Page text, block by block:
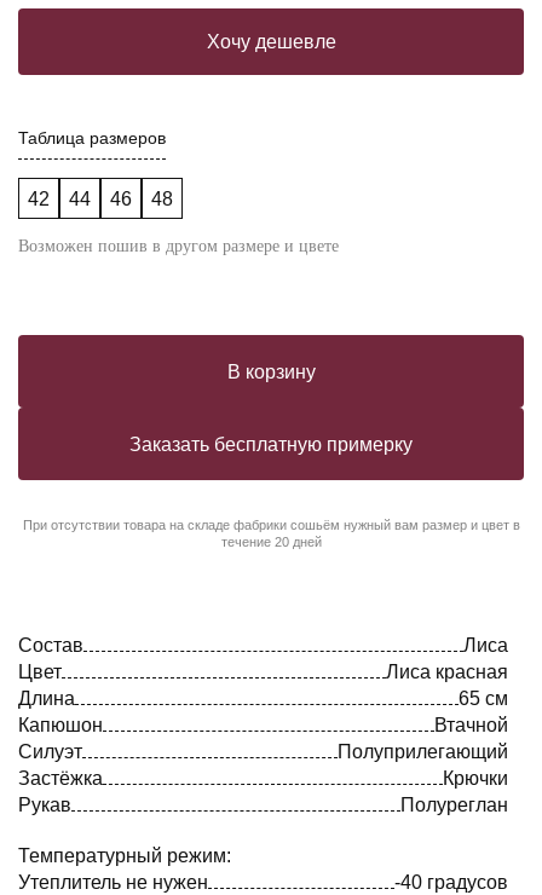
Хочу дешевле
Таблица размеров
42 44 46 48
Возможен пошив в другом размере и цвете
В корзину
Заказать бесплатную примерку
При отсутствии товара на складе фабрики сошьём нужный вам размер и цвет в
течение 20 дней
Состав
Лиса
Цвет
Лиса красная
Длина
65 см
Капюшон
Втачной
Силуэт
Полуприлегающий
Застёжка
Крючки
Рукав
Полуреглан
Температурный режим:
Утеплитель не нужен
-40 градусов